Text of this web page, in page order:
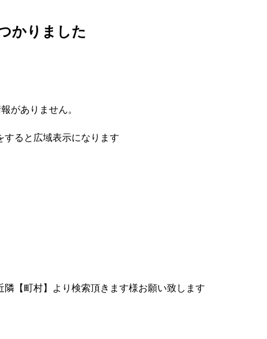
かりました
がありません。
ると広域表示になります
【町村】より検索頂きます様お願い致します